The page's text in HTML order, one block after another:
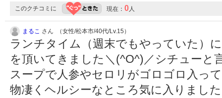
このクチコミに 現在： 0人
まるこ さん （女性/松本市/40代/Lv.15）
ランチタイム（週末でもやっていた）
を頂いてきました＼(^O^)／シチューと
スープで人参やセロリがゴロゴロ入っ
物凄くヘルシーなところ気に入りまし